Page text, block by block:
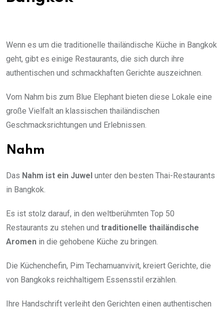
Wenn es um die traditionelle thailändische Küche in Bangkok
geht, gibt es einige Restaurants, die sich durch ihre
authentischen und schmackhaften Gerichte auszeichnen.
Vom Nahm bis zum Blue Elephant bieten diese Lokale eine
große Vielfalt an klassischen thailändischen
Geschmacksrichtungen und Erlebnissen.
Nahm
Das Nahm ist ein Juwel unter den besten Thai-Restaurants
in Bangkok.
Es ist stolz darauf, in den weltberühmten Top 50
Restaurants zu stehen und traditionelle thailändische
Aromen in die gehobene Küche zu bringen.
Die Küchenchefin, Pim Techamuanvivit, kreiert Gerichte, die
von Bangkoks reichhaltigem Essensstil erzählen.
Ihre Handschrift verleiht den Gerichten einen authentischen